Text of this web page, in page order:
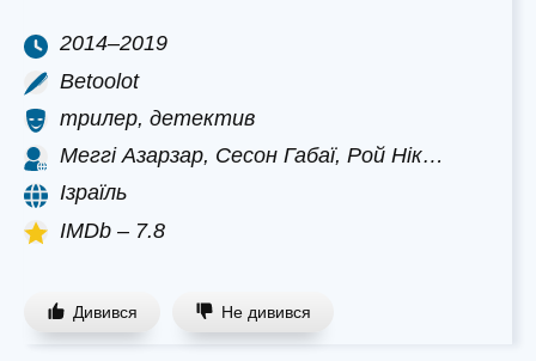
2014–2019
Betoolot
трилер, детектив
Меггі Азарзар, Сесон Габаї, Рой Нік…
Ізраїль
IMDb – 7.8
Дивився Не дивився